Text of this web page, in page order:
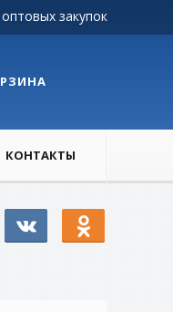
закупок
КОНТАКТЫ